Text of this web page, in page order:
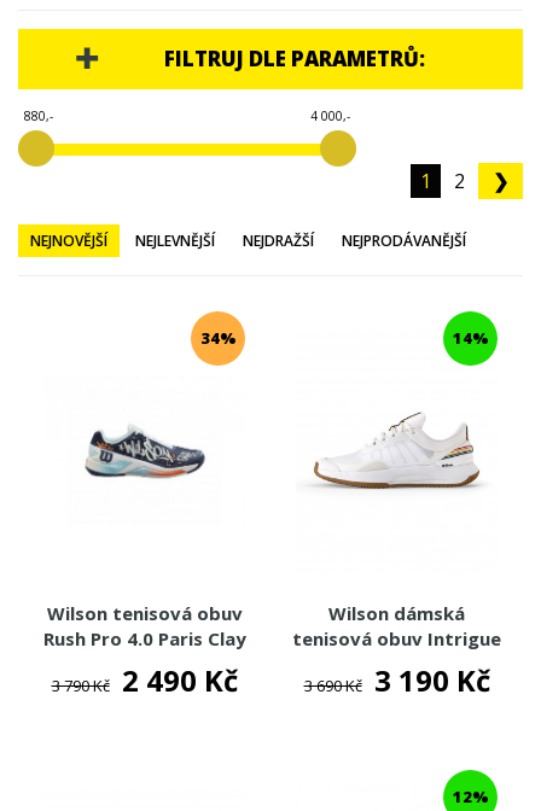
ASICS
YONEX
ROBIN SÖDERLING
TENISOVÉ OBLEČENÍ
TENISOVÉ DOPLŇKY
FILTRUJ DLE PARAMETRŮ:
880,- 4 000,-
1 2 ❯
NEJNOVĚJŠÍ NEJLEVNĚJŠÍ NEJDRAŽŠÍ NEJPRODÁVANĚJŠÍ
34%
Wilson tenisová obuv
Rush Pro 4.0 Paris Clay
3 790 Kč 2 490 Kč
14%
Wilson dámská
tenisová obuv Intrigue
3 690 Kč 3 190 Kč
12%